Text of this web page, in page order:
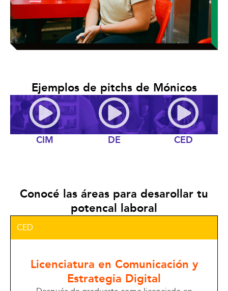
Ejemplos de pitchs de Mónicos
R
e
p
r
v
d
o
CIM
R
r
i
r
v
d
o
DE
e
p
r
i
v
d
CED
Conocé las áreas para desarollar tu
potencal laboral
CED
Licenciatura en Comunicación y
Estrategia Digital